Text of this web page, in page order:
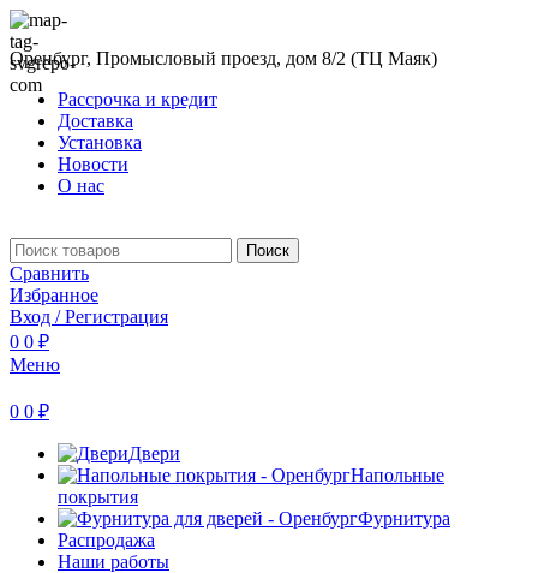
Оренбург, Промысловый проезд, дом 8/2 (ТЦ Маяк)
Рассрочка и кредит
Доставка
Установка
Новости
О нас
Поиск
Сравнить
Избранное
Вход / Регистрация
0 0 ₽
Меню
0 0 ₽
Двери
Напольные
покрытия
Фурнитура
Распродажа
Наши работы